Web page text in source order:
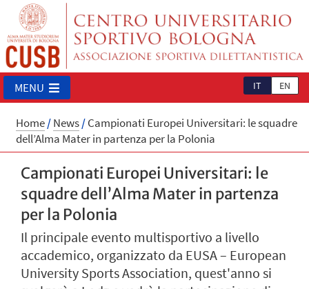
IT EN
MENU
Home/News/Campionati Europei Universitari: le squadre
dell’Alma Mater in partenza per la Polonia
Campionati Europei Universitari: le
squadre dell’Alma Mater in partenza
per la Polonia
Il principale evento multisportivo a livello
accademico, organizzato da EUSA – European
University Sports Association, quest'anno si